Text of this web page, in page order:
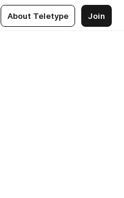
About Teletype Join